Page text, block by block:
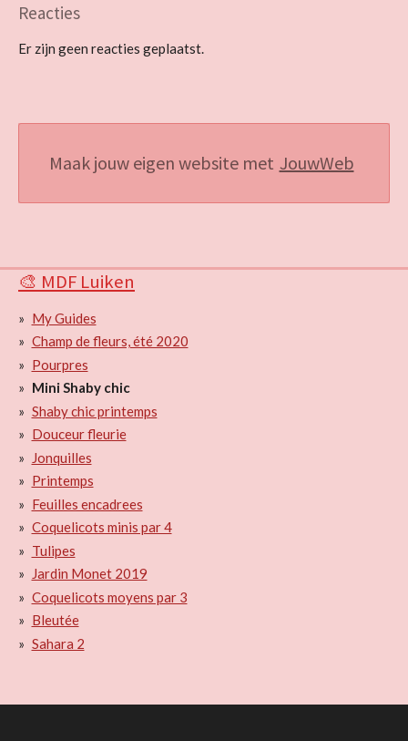
Reacties
Er zijn geen reacties geplaatst.
Maak jouw eigen website met JouwWeb
🎨 MDF Luiken
My Guides
Champ de fleurs, été 2020
Pourpres
Mini Shaby chic
Shaby chic printemps
Douceur fleurie
Jonquilles
Printemps
Feuilles encadrees
Coquelicots minis par 4
Tulipes
Jardin Monet 2019
Coquelicots moyens par 3
Bleutée
Sahara 2